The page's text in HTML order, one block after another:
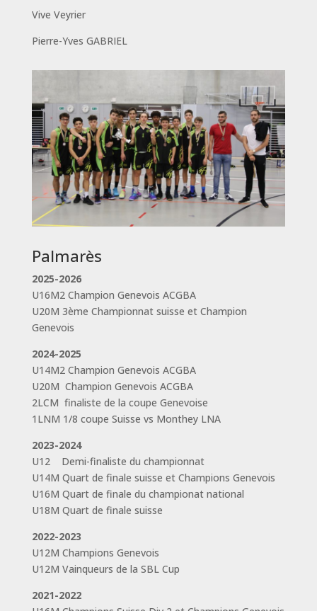
Vive Veyrier
Pierre-Yves GABRIEL
Palmarès
2025-2026
U16M2 Champion Genevois ACGBA
U20M 3ème Championnat suisse et Champion
Genevois
2024-2025
U14M2 Champion Genevois ACGBA
U20M Champion Genevois ACGBA
2LCM finaliste de la coupe Genevoise
1LNM 1/8 coupe Suisse vs Monthey LNA
2023-2024
U12 Demi-finaliste du championnat
U14M Quart de finale suisse et Champions Genevois
U16M Quart de finale du championat national
U18M Quart de finale suisse
2022-2023
U12M Champions Genevois
U12M Vainqueurs de la SBL Cup
2021-2022